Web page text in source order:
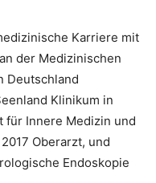
Karriere mit
der Medizinischen
Deutschland
Klinikum in
für Innere Medizin und
Oberarzt, und
Endoskopie